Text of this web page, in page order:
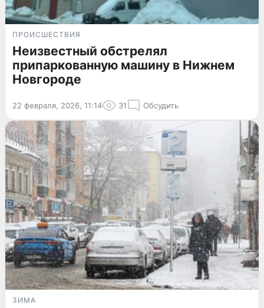
ПРОИСШЕСТВИЯ
Неизвестный обстрелял
припаркованную машину в Нижнем
Новгороде
22 февраля, 2026, 11:14 31 Обсудить
ЗИМА